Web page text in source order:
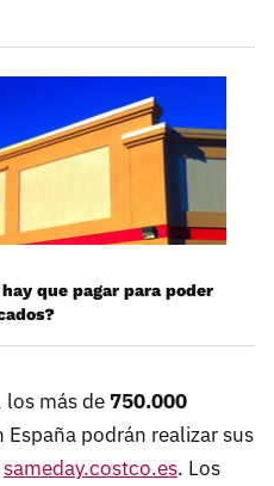
que pagar para poder
los más de 750.000
podrán realizar sus
sameday.costco.es. Los